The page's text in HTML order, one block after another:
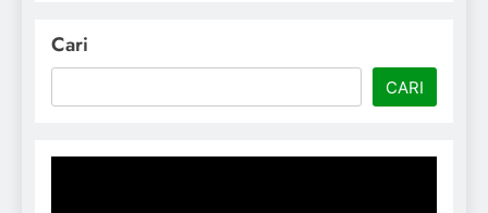
Cari
CARI